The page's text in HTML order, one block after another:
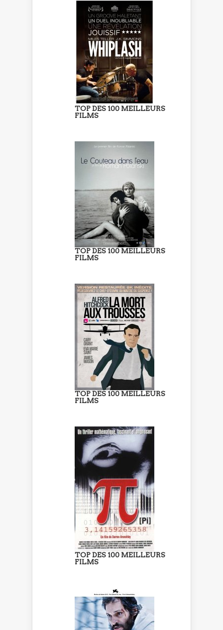
TOP DES 100 MEILLEURS
FILMS
TOP DES 100 MEILLEURS
FILMS
TOP DES 100 MEILLEURS
FILMS
TOP DES 100 MEILLEURS
FILMS